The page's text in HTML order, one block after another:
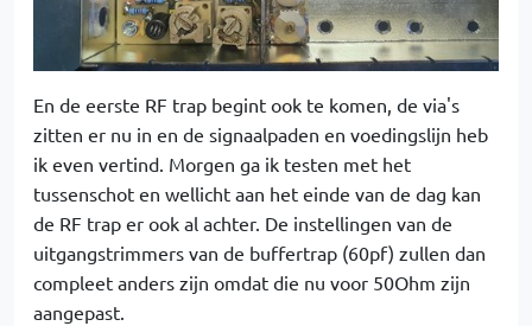
En de eerste RF trap begint ook te komen, de via's
zitten er nu in en de signaalpaden en voedingslijn heb
ik even vertind. Morgen ga ik testen met het
tussenschot en wellicht aan het einde van de dag kan
de RF trap er ook al achter. De instellingen van de
uitgangstrimmers van de buffertrap (60pf) zullen dan
compleet anders zijn omdat die nu voor 50Ohm zijn
aangepast.